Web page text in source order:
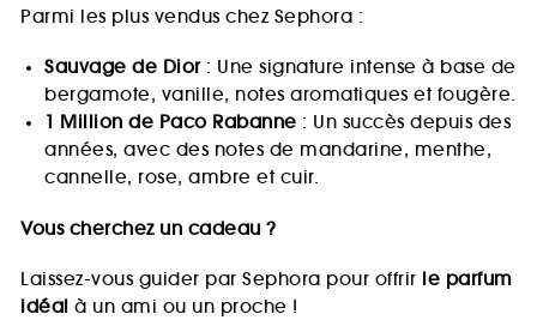
Parmi les plus vendus chez Sephora :
Sauvage de Dior: Une signature intense à base de
bergamote, vanille, notes aromatiques et fougère.
1 Million de Paco Rabanne : Un succès depuis des
années, avec des notes de mandarine, menthe,
cannelle, rose, ambre et cuir.
Vous cherchez un cadeau ?
Laissez-vous guider par Sephora pour offrir le parfum
idéal à un ami ou un proche !